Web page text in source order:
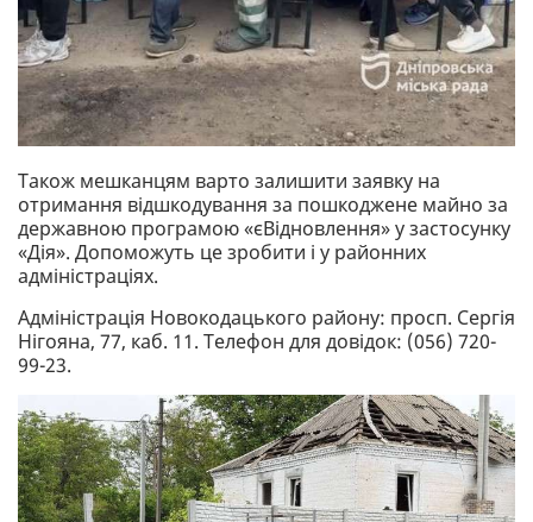
Також мешканцям варто залишити заявку на
отримання відшкодування за пошкоджене майно за
державною програмою «єВідновлення» у застосунку
«Дія». Допоможуть це зробити і у районних
адміністраціях.
Адміністрація Новокодацького району: просп. Сергія
Нігояна, 77, каб. 11. Телефон для довідок: (056) 720-
99-23.